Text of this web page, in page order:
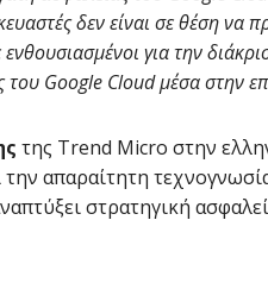
δεν είναι σε θέση να
για την
του Google Cloud μέσα στην
της Trend Micro στην
την απαραίτητη
στρατηγική